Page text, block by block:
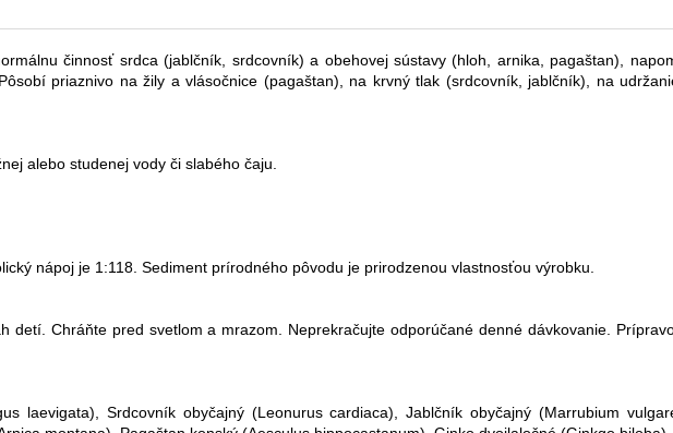
činnosť srdca (jablčník, srdcovník) a obehovej sústavy (hloh, arnika, pagaštan),
priaznivo na žily a vlásočnice (pagaštan), na krvný tlak (srdcovník, jablčník), na
alebo studenej vody či slabého čaju.
nápoj je 1:118. Sediment prírodného pôvodu je prirodzenou vlastnosťou výrobku.
detí. Chráňte pred svetlom a mrazom. Neprekračujte odporúčané denné dávkovanie.
laevigata), Srdcovník obyčajný (Leonurus cardiaca), Jablčník obyčajný (Marrubium